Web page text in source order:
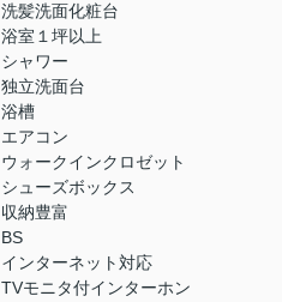
洗髪洗面化粧台
浴室１坪以上
シャワー
独立洗面台
浴槽
エアコン
ウォークインクロゼット
シューズボックス
収納豊富
BS
インターネット対応
TVモニタ付インターホン